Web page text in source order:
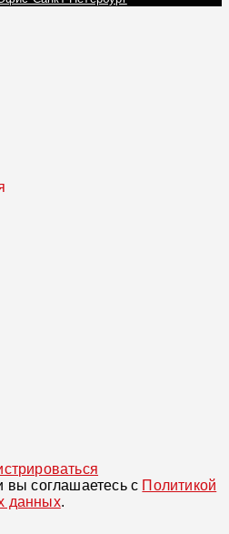
вы соглашаетесь с Политикой
данных.